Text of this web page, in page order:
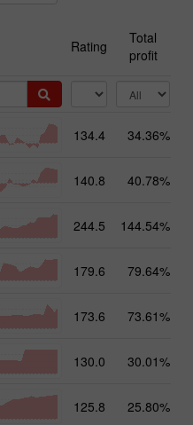
Rating
Total
profit
134.4 34.36%
140.8 40.78%
244.5 144.54%
179.6 79.64%
173.6 73.61%
130.0 30.01%
125.8 25.80%